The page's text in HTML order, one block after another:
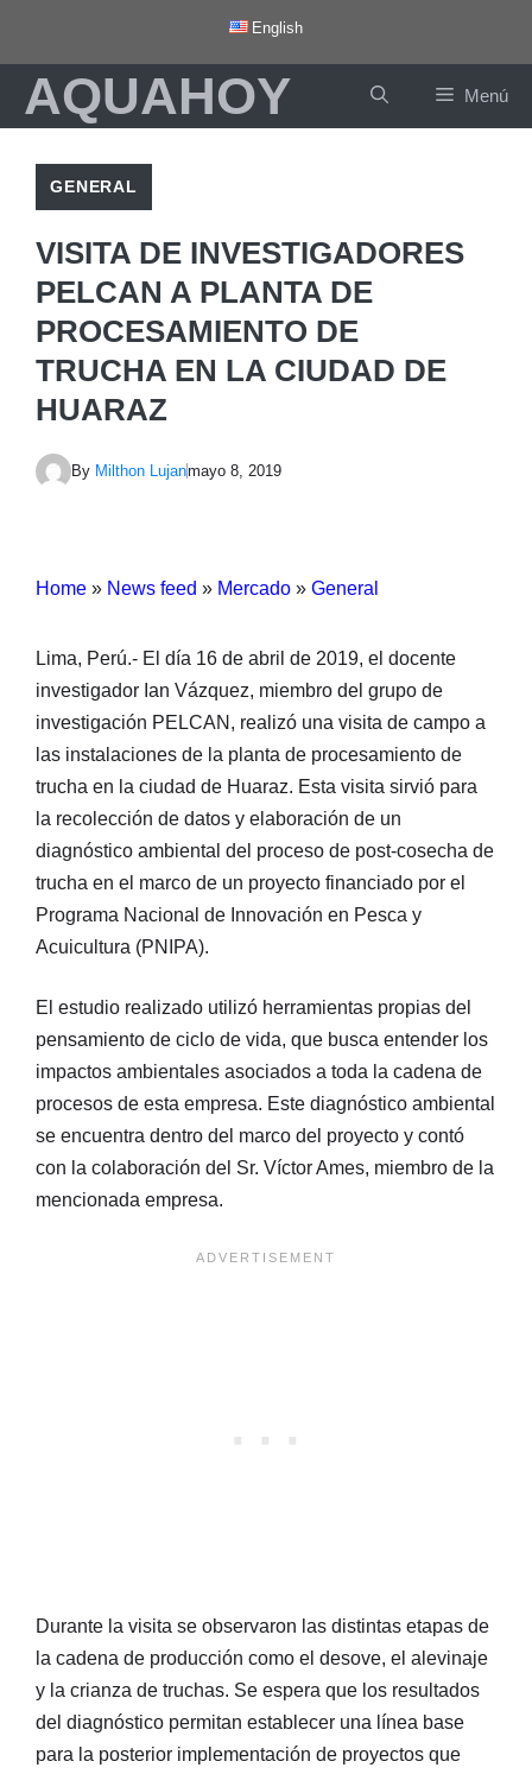
contenido
English
AQUAHOY Menú
GENERAL
VISITA DE INVESTIGADORES
PELCAN A PLANTA DE
PROCESAMIENTO DE
TRUCHA EN LA CIUDAD DE
HUARAZ
By Milthon Lujanmayo 8, 2019
Home » News feed » Mercado » General
Lima, Perú.- El día 16 de abril de 2019, el docente
investigador Ian Vázquez, miembro del grupo de
investigación PELCAN, realizó una visita de campo a
las instalaciones de la planta de procesamiento de
trucha en la ciudad de Huaraz. Esta visita sirvió para
la recolección de datos y elaboración de un
diagnóstico ambiental del proceso de post-cosecha de
trucha en el marco de un proyecto financiado por el
Programa Nacional de Innovación en Pesca y
Acuicultura (PNIPA).
El estudio realizado utilizó herramientas propias del
pensamiento de ciclo de vida, que busca entender los
impactos ambientales asociados a toda la cadena de
procesos de esta empresa. Este diagnóstico ambiental
se encuentra dentro del marco del proyecto y contó
con la colaboración del Sr. Víctor Ames, miembro de la
mencionada empresa.
Durante la visita se observaron las distintas etapas de
la cadena de producción como el desove, el alevinaje
y la crianza de truchas. Se espera que los resultados
del diagnóstico permitan establecer una línea base
para la posterior implementación de proyectos que